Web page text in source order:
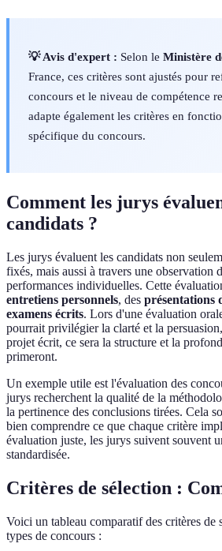
💡 Avis d'expert : Selon le Ministère
France, ces critères sont ajustés pour
concours et le niveau de compétence
adapte également les critères en
spécifique du concours.
Comment les jurys
candidats ?
Les jurys évaluent les candidats non
fixés, mais aussi à travers une observation
performances individuelles. Cette
entretiens personnels, des présentations
examens écrits. Lors d'une évaluation
pourrait privilégier la clarté et la
projet écrit, ce sera la structure et la
primeront.
Un exemple utile est l'évaluation des
jurys recherchent la qualité de la
la pertinence des conclusions tirées. Cela
bien comprendre ce que chaque critère
évaluation juste, les jurys suivent souvent
standardisée.
Critères de sélection :
Voici un tableau comparatif des critères de
types de concours :